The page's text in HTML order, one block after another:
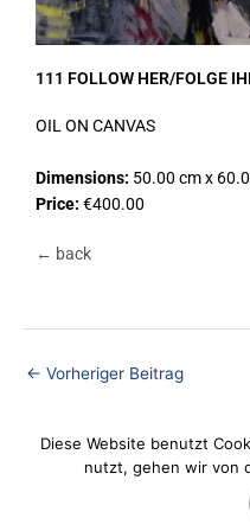
111 FOLLOW HER/FOLGE
OIL ON CANVAS
Dimensions: 50.00 cm x
Price: €400.00
← back
← Vorheriger Beitrag
Diese Website benutzt
nutzt, gehen wir von